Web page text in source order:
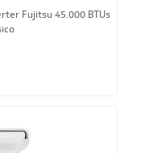
Fujitsu 45.000 BTUs